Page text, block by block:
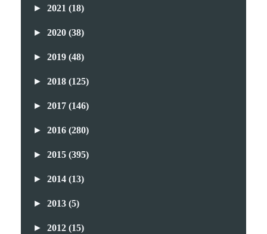
► 2021 (18)
► 2020 (38)
► 2019 (48)
► 2018 (125)
► 2017 (146)
► 2016 (280)
► 2015 (395)
► 2014 (13)
► 2013 (5)
► 2012 (15)